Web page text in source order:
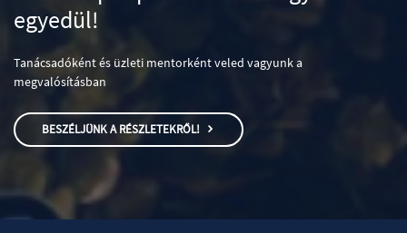
egyedül!
Tanácsadóként és üzleti mentorként veled vagyunk a
megvalósításban
BESZÉLJÜNK A RÉSZLETEKRŐL!